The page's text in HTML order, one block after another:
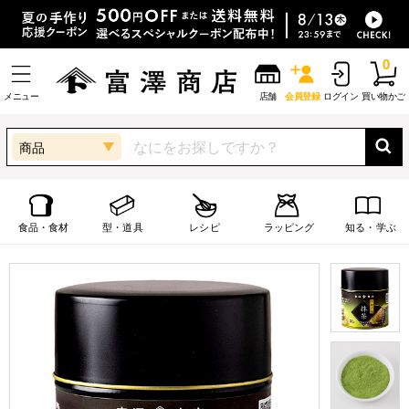
メニュー 店舗 会員登録 ログイン 買い物かご
0
商品
食品・食材 型・道具 レシピ ラッピング 知る・学ぶ